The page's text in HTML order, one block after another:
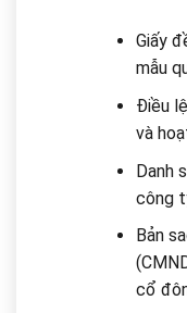
Giấy
mẫu
Điều
và
Danh
công
Bản
cổ